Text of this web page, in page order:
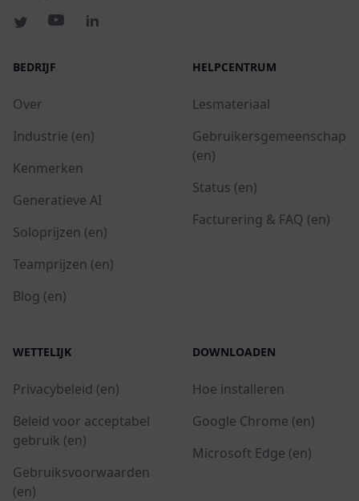
BEDRIJF
Over
Industrie (en)
Kenmerken
Generatieve AI
Soloprijzen (en)
Teamprijzen (en)
Blog (en)
HELPCENTRUM
Lesmateriaal
Gebruikersgemeenschap
(en)
Status (en)
Facturering & FAQ (en)
WETTELIJK
Privacybeleid (en)
Beleid voor acceptabel
gebruik (en)
Gebruiksvoorwaarden
(en)
DOWNLOADEN
Hoe installeren
Google Chrome (en)
Microsoft Edge (en)